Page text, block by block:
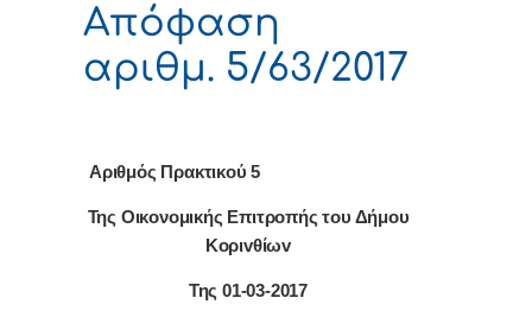
Απόφαση
αριθμ. 5/63/2017
Αριθμός Πρακτικού 5
Της Οικονομικής Επιτρoπής τoυ Δήμoυ
Κoριvθίωv
Της 01-03-2017